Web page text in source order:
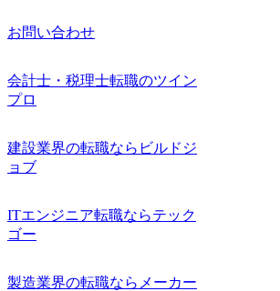
お問い合わせ
会計士・税理士転職のツイン
プロ
建設業界の転職ならビルドジ
ョブ
ITエンジニア転職ならテック
ゴー
製造業界の転職ならメーカー